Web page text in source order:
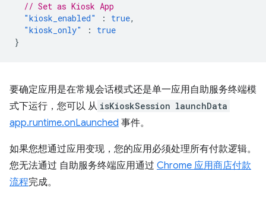
// Set as Kiosk App
"kiosk_enabled"
: true,
"kiosk_only"
:
true
}
要确定应用是在常规会话模式还是单一应用自助服务终端模
式下运行，您可以 从 isKioskSession launchData
app.runtime.onLaunched 事件。
如果您想通过应用变现，您的应用必须处理所有付款逻辑。
您无法通过 自助服务终端应用通过 Chrome 应用商店付款
流程完成。